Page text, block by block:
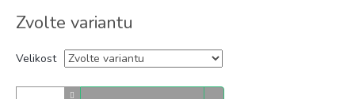
cena:
Zvolte variantu
Velikost